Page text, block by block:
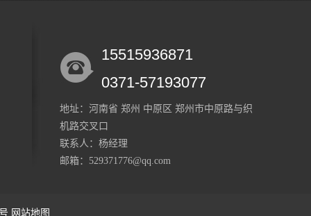
15515936871
0371-57193077
地址：河南省 郑州 中原区 郑州市中原路与织
机路交叉口
联系人：杨经理
邮箱：529371776@qq.com
网站地图